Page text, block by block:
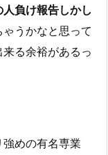
人負け報告しかし
うかなと思って
る余裕があるっ
めの有名専業